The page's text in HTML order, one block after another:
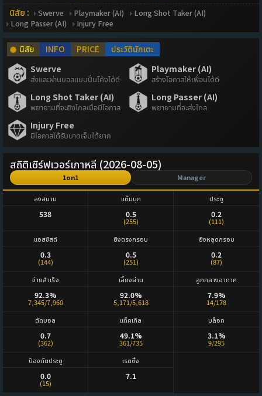
นิสัย : Swerve Playmaker (AI)
Long Shot Taker (AI)
Long Passer (AI)
Injury Free
นิสัย INFO PRICE
ประวัตินักเตะ
Swerve
ส่งและผ่านบอลแบบปั่นโค้งได้ดี
Playmaker (AI)
สร้างโอกาสให้เพื่อนได้ดี
Long Shot Taker (AI)
พยายามที่จะยิงไกลเมื่อมีโอกาส
Long Passer (AI)
พยายามที่จะส่งไกล
Injury Free
มีโอกาสได้รับบาดเจ็บได้ยาก
สถิติเซิร์ฟเวอร์เกาหลี (2026-08-05)
1on1 Manager
ลงสนาม
538
แต้มบุก
0.5
(255)
ประตู
0.2
(111)
แอสซิสต์
0.3
(144)
ยิงตรงกรอบ
0.5
(251)
ยิงหลุดกรอบ
0.2
(87)
จ่ายสำเร็จ
92.3%
7,345/7,960
เลี้ยงผ่าน
92.0%
5,171/5,618
ลูกกลางอากาศ
7.9%
14/178
ตัดบอล
0.7
(362)
แท็คเกิล
49.1%
361/735
บล็อก
3.1%
9/295
ป้องกันประตู
0.0
(15)
เรตติ้ง
7.1